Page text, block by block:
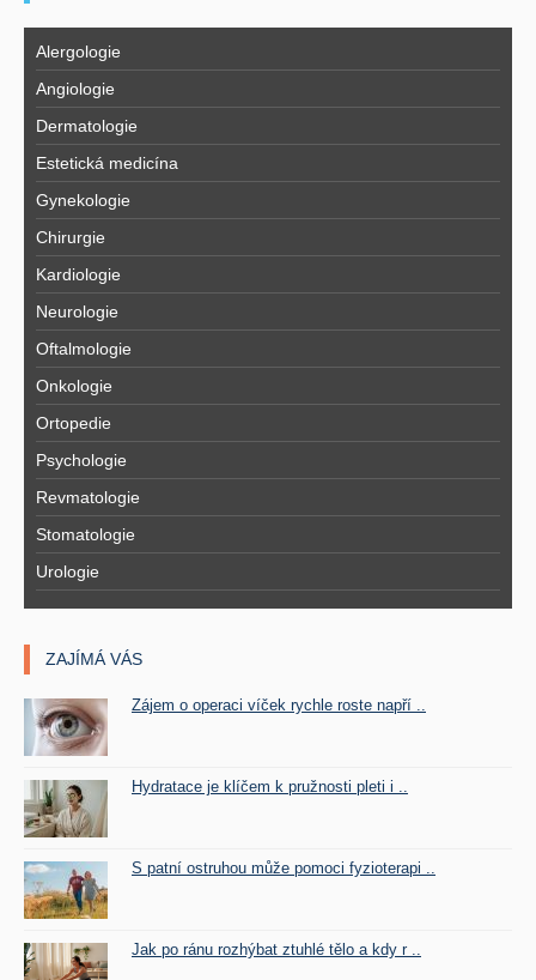
Alergologie
Angiologie
Dermatologie
Estetická medicína
Gynekologie
Chirurgie
Kardiologie
Neurologie
Oftalmologie
Onkologie
Ortopedie
Psychologie
Revmatologie
Stomatologie
Urologie
ZAJÍMÁ VÁS
Zájem o operaci víček rychle roste napří ..
Hydratace je klíčem k pružnosti pleti i ..
S patní ostruhou může pomoci fyzioterapi ..
Jak po ránu rozhýbat ztuhlé tělo a kdy r ..